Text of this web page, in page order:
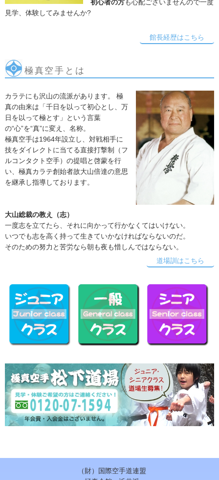
初心者の方も心配ございませんので一度
見学、体験してみませんか?
館長経歴はこちら
極真空手とは
カラテにも沢山の流派があります。 極
真の由来は「千日を以って初心とし、万
日を以って極とす」という言葉
の“心”を“真”に変え、名称。
極真空手は1964年設立し、対戦相手に
技をダイレクトに当てる直接打撃制（フ
ルコンタクト空手）の提唱と啓蒙を行
い、極真カラテ創始者故大山倍達の意思
を継承し指導しております。
大山総裁の教え（志）
一度志を立てたら、それに向かって行かなくてはいけない。
いつでも志を高く持って生きていかなければならないのだ。
そのための努力と苦労なら朝も夜も惜しんではならない。
道場訓はこちら
（財）国際空手道連盟